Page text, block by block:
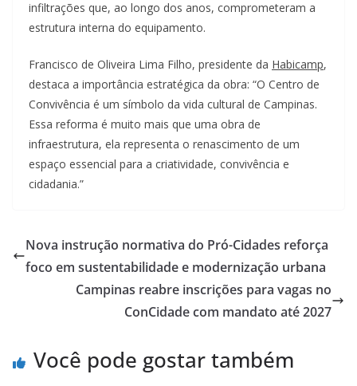
infiltrações que, ao longo dos anos, comprometeram a
estrutura interna do equipamento.
Francisco de Oliveira Lima Filho, presidente da Habicamp,
destaca a importância estratégica da obra: “O Centro de
Convivência é um símbolo da vida cultural de Campinas.
Essa reforma é muito mais que uma obra de
infraestrutura, ela representa o renascimento de um
espaço essencial para a criatividade, convivência e
cidadania.”
Nova instrução normativa do Pró-Cidades reforça
foco em sustentabilidade e modernização urbana
Campinas reabre inscrições para vagas no
ConCidade com mandato até 2027
Você pode gostar também